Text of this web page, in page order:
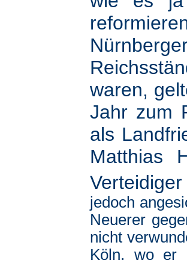
waren,
Jahr zum
als
Matthias
jedoch
Neuerer
nicht
Köln, wo er